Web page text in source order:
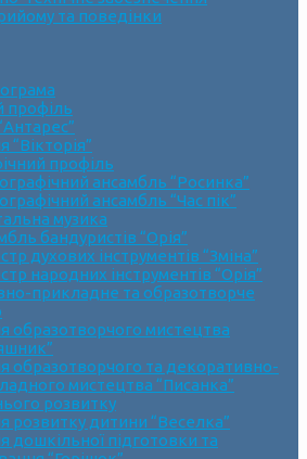
та поведінки
профіль
“Вікторія”
профіль
ансамбль “Росинка”
ансамбль “Час пік”
музика
бандуристів “Орія”
духових інструментів “Зміна”
народних інструментів “Орія”
прикладне та образотворче
образотворчого мистецтва
образотворчого та декоративно-
мистецтва “Писанка”
розвитку
розвитку дитини “Веселка”
дошкільної підготовки та